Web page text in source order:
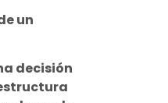
un
decisión